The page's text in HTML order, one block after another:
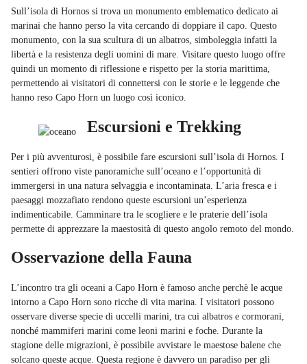
Sull’isola di Hornos si trova un monumento emblematico dedicato ai
marinai che hanno perso la vita cercando di doppiare il capo. Questo
monumento, con la sua scultura di un albatros, simboleggia infatti la
libertà e la resistenza degli uomini di mare. Visitare questo luogo offre
quindi un momento di riflessione e rispetto per la storia marittima,
permettendo ai visitatori di connettersi con le storie e le leggende che
hanno reso Capo Horn un luogo così iconico.
Escursioni e Trekking
Per i più avventurosi, è possibile fare escursioni sull’isola di Hornos. I
sentieri offrono viste panoramiche sull’oceano e l’opportunità di
immergersi in una natura selvaggia e incontaminata. L’aria fresca e i
paesaggi mozzafiato rendono queste escursioni un’esperienza
indimenticabile. Camminare tra le scogliere e le praterie dell’isola
permette di apprezzare la maestosità di questo angolo remoto del mondo.
Osservazione della Fauna
L’incontro tra gli oceani a Capo Horn è famoso anche perchè le acque
intorno a Capo Horn sono ricche di vita marina. I visitatori possono
osservare diverse specie di uccelli marini, tra cui albatros e cormorani,
nonché mammiferi marini come leoni marini e foche. Durante la
stagione delle migrazioni, è possibile avvistare le maestose balene che
solcano queste acque. Questa regione è davvero un paradiso per gli